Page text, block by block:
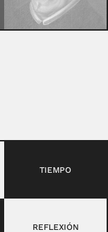
TIEMPO
REFLEXIÓN